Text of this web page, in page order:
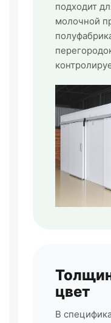
подходит
молочной
цвет
В